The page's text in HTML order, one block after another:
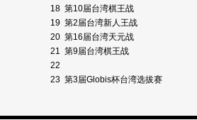
18 第10届台湾棋王战
19 第2届台湾新人王战
20 第16届台湾天元战
21 第9届台湾棋王战
22
23 第3届Globis杯台湾选拔赛